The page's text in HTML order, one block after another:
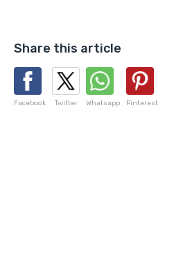
Share this article
Facebook Twitter Whatsapp Pinterest